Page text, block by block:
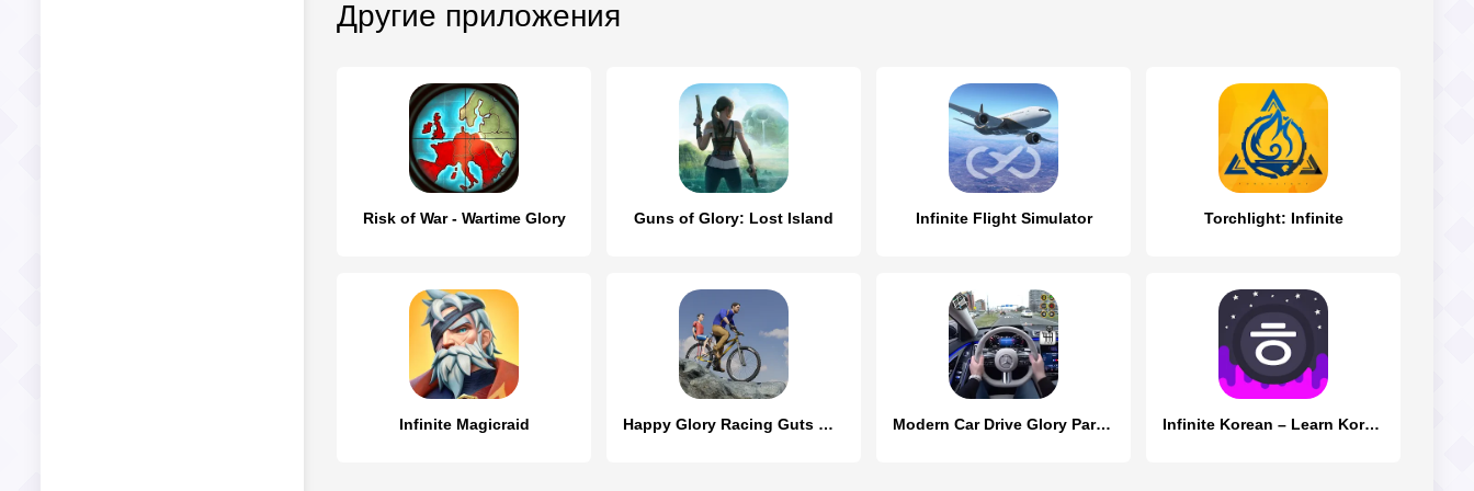
Другие приложения
Risk of War - Wartime Glory Guns of Glory: Lost Island Infinite Flight Simulator Torchlight: Infinite
Infinite Magicraid Happy Glory Racing Guts Wheel Modern Car Drive Glory Parking Infinite Korean – Learn Korean